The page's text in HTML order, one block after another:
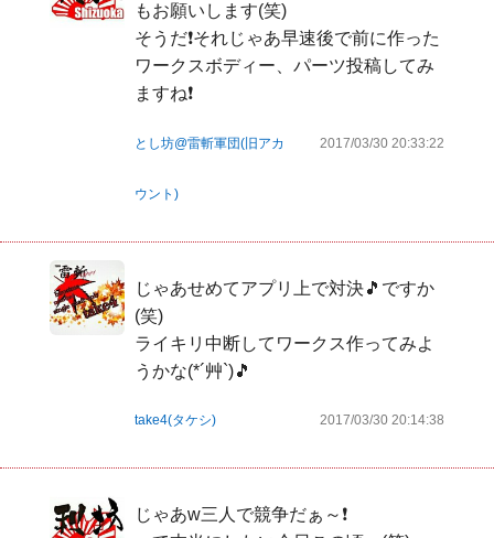
もお願いします(笑)
そうだ❗それじゃあ早速後で前に作った
ワークスボディー、パーツ投稿してみ
ますね❗
とし坊@雷斬軍団(旧アカ
ウント)
2017/03/30 20:33:22
じゃあせめてアプリ上で対決🎵ですか
(笑)
ライキリ中断してワークス作ってみよ
うかな(*´艸`)🎵
take4(タケシ) 2017/03/30 20:14:38
じゃあw三人で競争だぁ～❗